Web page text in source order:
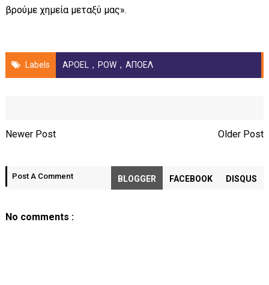
βρούμε χημεία μεταξύ μας».
Labels APOEL , POW , ΑΠΟΕΛ
Newer Post Older Post
Post A Comment BLOGGER FACEBOOK DISQUS
No comments :